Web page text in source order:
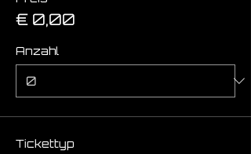
€ 0,00
Anzahl
Tickettyp